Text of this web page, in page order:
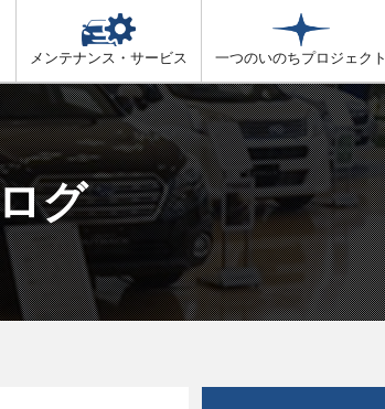
メンテナンス・サービス
ック
一つのいのちプロジェクト
グ